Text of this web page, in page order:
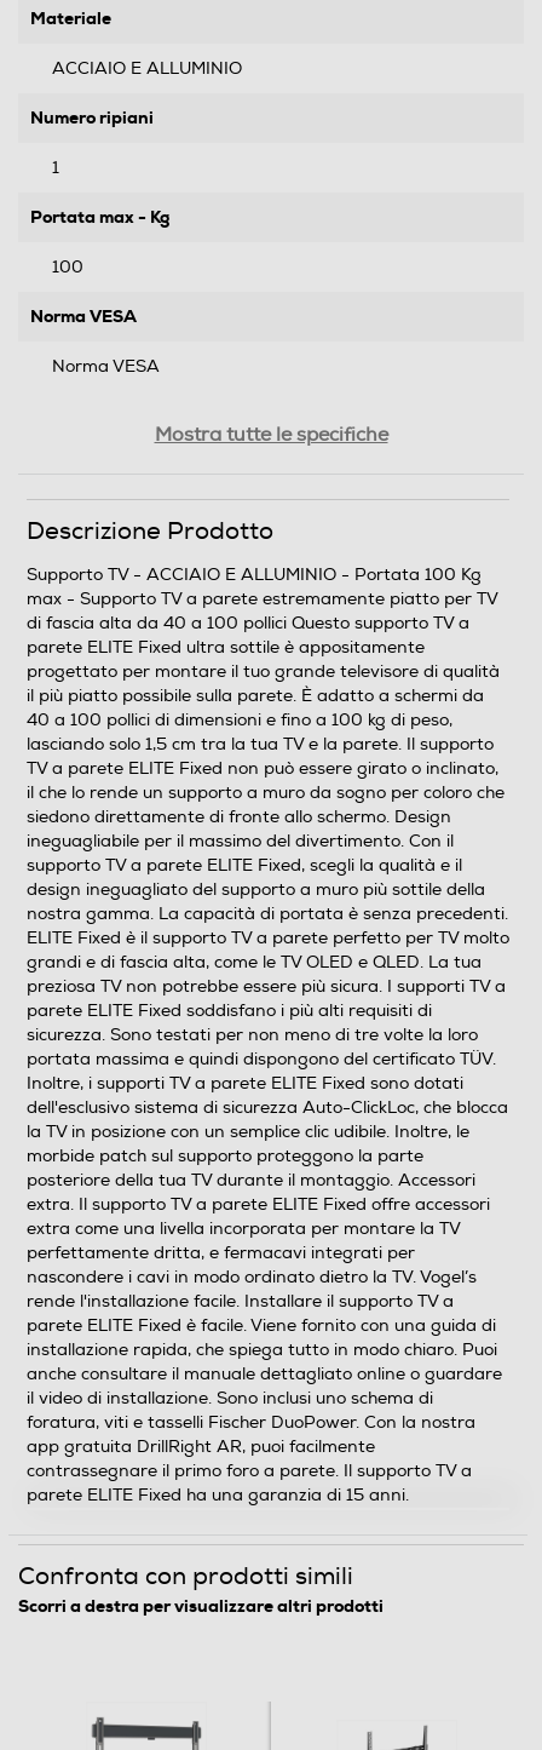
Materiale
ACCIAIO E ALLUMINIO
Numero ripiani
1
Portata max - Kg
100
Norma VESA
Norma VESA
Supporto con motore
Copertura estetica cavi
Altezza regolabile
Ruote per lo spostamento
Accessori in dotazione
Supporto per TV, Kit per il montaggio a muro con spine
fischer® Duo Power, Kit per il montaggio TV, Livella,
Quick Installation Guide, DrillRight™ AR app, Dima di
foratura
Descrizione marketing
Supporto TV a parete estremamente piatto per TV di
fascia alta da 40 a 100 pollici Questo supporto TV a
parete ELITE Fixed ultra sottile è appositamente
progettato per montare il tuo grande televisore di
qualità il più piatto possibile sulla parete. È adatto a
schermi da 40 a 100 pollici di dimensioni e fino a 100 kg
di peso, lasciando solo 1,5 cm tra la tua TV e la parete. Il
supporto TV a parete ELITE Fixed non può essere girato
o inclinato, il che lo rende un supporto a muro da sogno
per coloro che siedono direttamente di fronte allo
schermo. Design ineguagliabile per il massimo del
scegli la qualità e il design ineguagliato del supporto a
muro più sottile della nostra gamma. La capacità di
portata è senza precedenti. ELITE Fixed è il supporto TV
Mostra tutte le specifiche
Descrizione Prodotto
Supporto TV - ACCIAIO E ALLUMINIO - Portata 100 Kg
max - Supporto TV a parete estremamente piatto per TV
di fascia alta da 40 a 100 pollici Questo supporto TV a
parete ELITE Fixed ultra sottile è appositamente
progettato per montare il tuo grande televisore di qualità
il più piatto possibile sulla parete. È adatto a schermi da
40 a 100 pollici di dimensioni e fino a 100 kg di peso,
lasciando solo 1,5 cm tra la tua TV e la parete. Il supporto
TV a parete ELITE Fixed non può essere girato o inclinato,
il che lo rende un supporto a muro da sogno per coloro che
siedono direttamente di fronte allo schermo. Design
ineguagliabile per il massimo del divertimento. Con il
supporto TV a parete ELITE Fixed, scegli la qualità e il
design ineguagliato del supporto a muro più sottile della
nostra gamma. La capacità di portata è senza precedenti.
ELITE Fixed è il supporto TV a parete perfetto per TV molto
grandi e di fascia alta, come le TV OLED e QLED. La tua
preziosa TV non potrebbe essere più sicura. I supporti TV a
parete ELITE Fixed soddisfano i più alti requisiti di
sicurezza. Sono testati per non meno di tre volte la loro
portata massima e quindi dispongono del certificato TÜV.
Inoltre, i supporti TV a parete ELITE Fixed sono dotati
dell'esclusivo sistema di sicurezza Auto-ClickLoc, che blocca
la TV in posizione con un semplice clic udibile. Inoltre, le
morbide patch sul supporto proteggono la parte
posteriore della tua TV durante il montaggio. Accessori
extra. Il supporto TV a parete ELITE Fixed offre accessori
extra come una livella incorporata per montare la TV
perfettamente dritta, e fermacavi integrati per
nascondere i cavi in modo ordinato dietro la TV. Vogel’s
rende l'installazione facile. Installare il supporto TV a
parete ELITE Fixed è facile. Viene fornito con una guida di
installazione rapida, che spiega tutto in modo chiaro. Puoi
anche consultare il manuale dettagliato online o guardare
il video di installazione. Sono inclusi uno schema di
foratura, viti e tasselli Fischer DuoPower. Con la nostra
app gratuita DrillRight AR, puoi facilmente
contrassegnare il primo foro a parete. Il supporto TV a
parete ELITE Fixed ha una garanzia di 15 anni.
Confronta con prodotti simili
Scorri a destra per visualizzare altri prodotti